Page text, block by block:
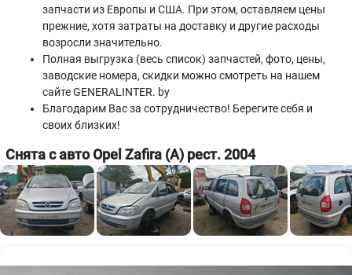
запчасти из Европы и США. При этом, оставляем цены
прежние, хотя затраты на доставку и другие расходы
возросли значительно.
Полная выгрузка (весь список) запчастей, фото, цены,
заводские номера, скидки можно смотреть на нашем
сайте GENERALINTER. by
Благодарим Вас за сотрудничество! Берегите себя и
своих близких!
Снята с авто Opel Zafira (A) рест. 2004